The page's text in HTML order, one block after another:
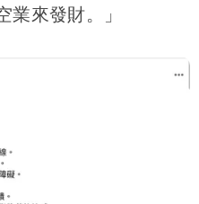
來發財。」